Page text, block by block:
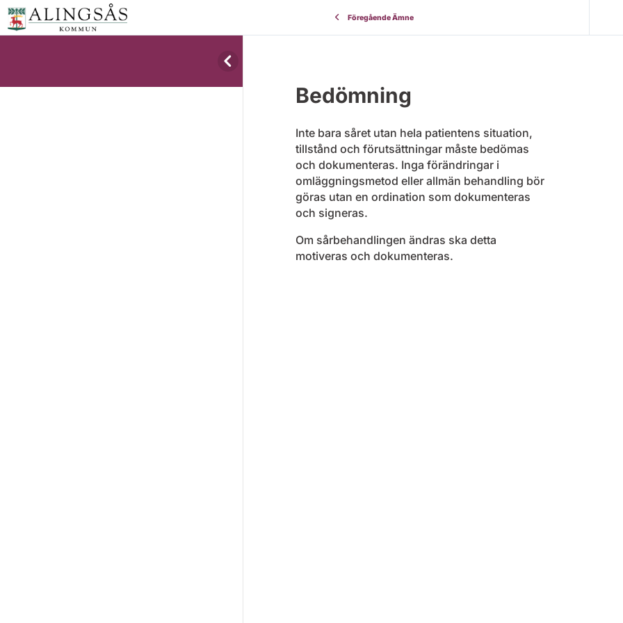
Föregående Ämne
Bedömning
Inte bara såret utan hela patientens situation,
tillstånd och förutsättningar måste bedömas
och dokumenteras. Inga förändringar i
omläggningsmetod eller allmän behandling bör
göras utan en ordination som dokumenteras
och signeras.
Om sårbehandlingen ändras ska detta
motiveras och dokumenteras.